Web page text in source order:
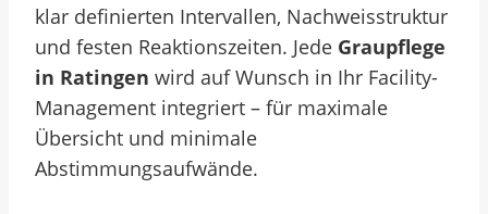
klar definierten Intervallen, Nachweisstruktur
und festen Reaktionszeiten. Jede Graupflege
in Ratingen wird auf Wunsch in Ihr Facility-
Management integriert – für maximale
Übersicht und minimale
Abstimmungsaufwände.